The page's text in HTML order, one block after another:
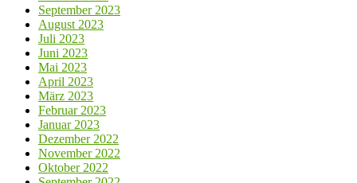
September 2023
August 2023
Juli 2023
Juni 2023
Mai 2023
April 2023
März 2023
Februar 2023
Januar 2023
Dezember 2022
November 2022
Oktober 2022